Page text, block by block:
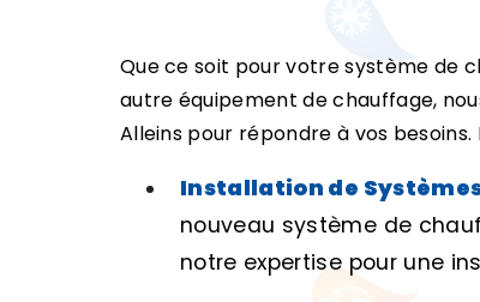
Que ce soit pour votre système de
autre équipement de chauffage,
Alleins pour répondre à vos
Installation de
nouveau système de
notre expertise pour une